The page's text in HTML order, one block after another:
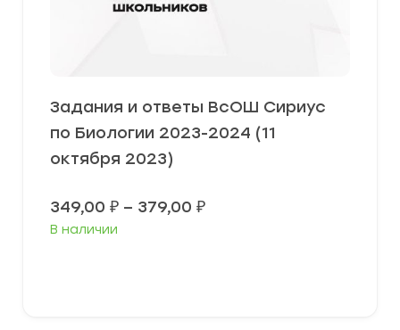
Задания и ответы ВсОШ Сириус
по Биологии 2023-2024 (11
октября 2023)
349,00 ₽ – 379,00 ₽Диапазон
В наличии